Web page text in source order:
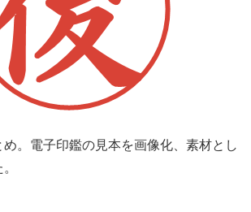
。電子印鑑の見本を画像化、素材とし